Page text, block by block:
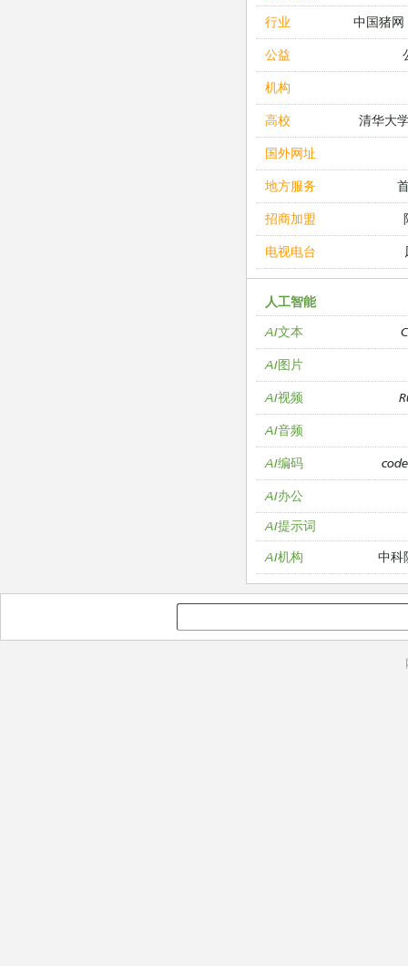
行业
中国猪网
公益
机构
高校 清华大
国外网址
地方服务
招商加盟
电视电台
人工智能
AI文本
AI图片
AI视频
AI音频
AI编码
AI办公
AI提示词
AI机构
中科